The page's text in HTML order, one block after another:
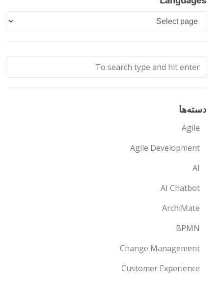
Languages
دسته‌ها
Agile
Agile Development
AI
AI Chatbot
ArchiMate
BPMN
Change Management
Customer Experience